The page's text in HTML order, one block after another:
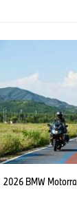
2026 BMW